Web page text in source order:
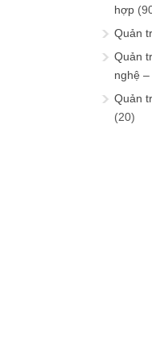
hợp
Quản
Quản
nghệ
Quản
(20)